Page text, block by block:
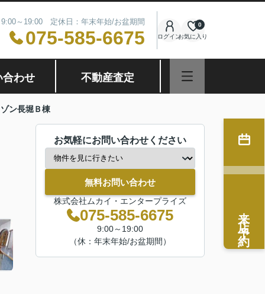
～19:00 定休日：年末年始/お盆期間
075-585-6675 ログインお気に入り
0
合わせ 不動産査定
ン長堀Ｂ棟
お気軽にお問い合わせください
無料お問い合わせ
株式会社ムカイ・エンタープライズ
075-585-6675
9:00～19:00
（休：年末年始/お盆期間）
来店予約